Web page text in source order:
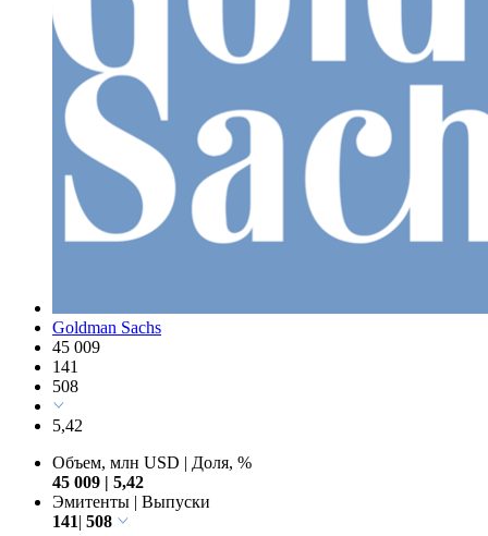
Goldman Sachs
45 009
141
508
5,42
Объем, млн USD
Доля, %
45 009
5,42
Эмитенты
Выпуски
141 508